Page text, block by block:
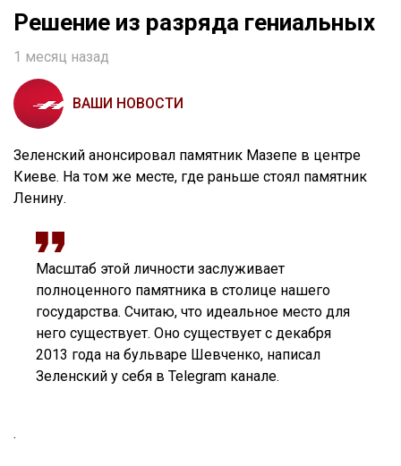
Решение из разряда гениальных
1 месяц назад
ВАШИ НОВОСТИ
Зеленский анонсировал памятник Мазепе в центре
Киеве. На том же месте, где раньше стоял памятник
Ленину.
Масштаб этой личности заслуживает
полноценного памятника в столице нашего
государства. Считаю, что идеальное место для
него существует. Оно существует с декабря
2013 года на бульваре Шевченко, написал
Зеленский у себя в Telegram канале.
.